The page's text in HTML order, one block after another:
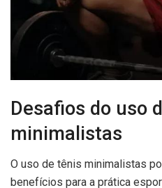
Desafios do uso
minimalistas
O uso de tênis minimalistas
benefícios para a prática